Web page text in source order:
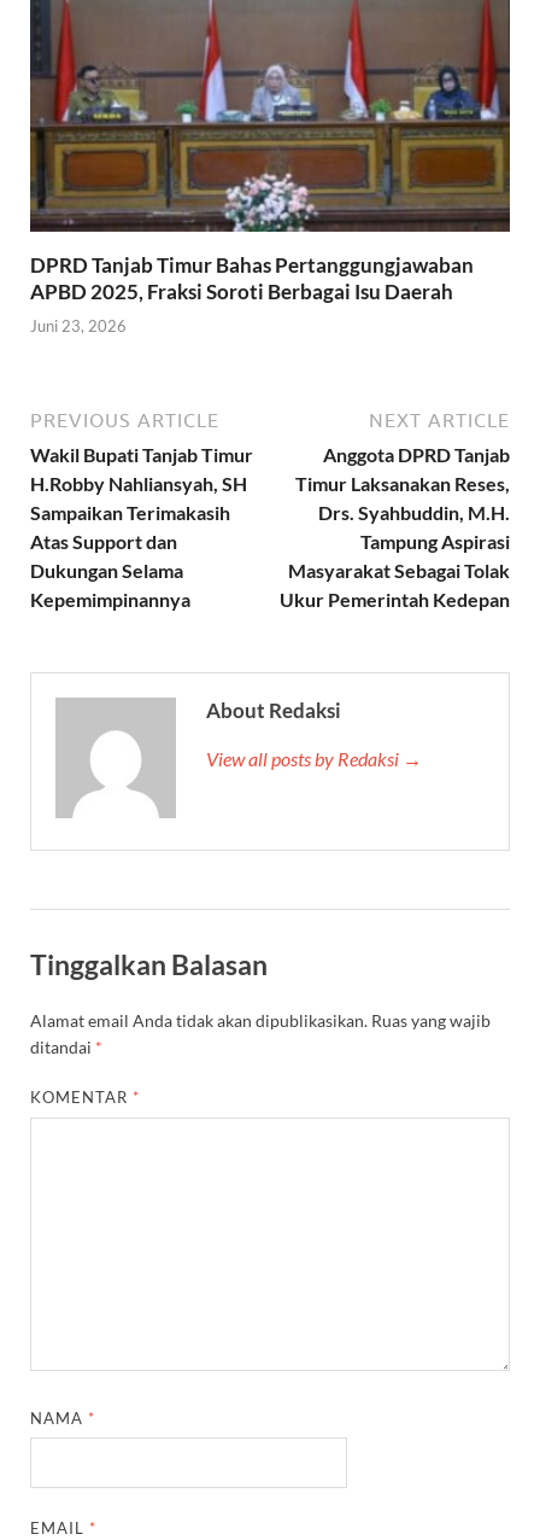
DPRD Tanjab Timur Bahas Pertanggungjawaban
APBD 2025, Fraksi Soroti Berbagai Isu Daerah
Juni 23, 2026
PREVIOUS ARTICLE
Wakil Bupati Tanjab Timur
H.Robby Nahliansyah, SH
Sampaikan Terimakasih
Atas Support dan
Dukungan Selama
Kepemimpinannya
NEXT ARTICLE
Anggota DPRD Tanjab
Timur Laksanakan Reses,
Drs. Syahbuddin, M.H.
Tampung Aspirasi
Masyarakat Sebagai Tolak
Ukur Pemerintah Kedepan
About Redaksi
View all posts by Redaksi →
Tinggalkan Balasan
Alamat email Anda tidak akan dipublikasikan. Ruas yang wajib
ditandai *
KOMENTAR *
NAMA *
EMAIL *